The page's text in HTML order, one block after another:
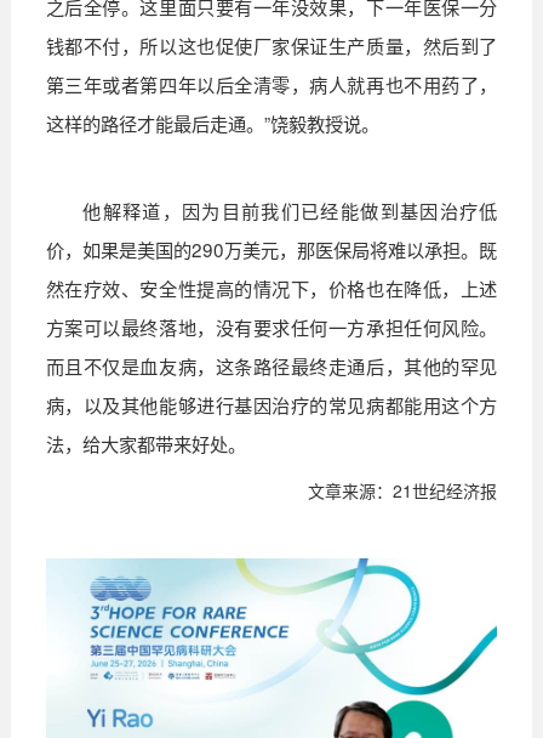
之后全停。这里面只要有一年没效果，下一年医保一分
钱都不付，所以这也促使厂家保证生产质量，然后到了
第三年或者第四年以后全清零，病人就再也不用药了，
这样的路径才能最后走通。 ”饶毅教授说。
他解释道，因为目前我们已经能做到基因治疗低
价，如果是美国的290万美元，那医保局将难以承担。既
然在疗效、安全性提高的情况下，价格也在降低，上述
方案可以最终落地，没有要求任何一方承担任何风险。
而且不仅是血友病，这条路径最终走通后，其他的罕见
病，以及其他能够进行基因治疗的常见病都能用这个方
法，给大家都带来好处。
文章来源：21世纪经济报